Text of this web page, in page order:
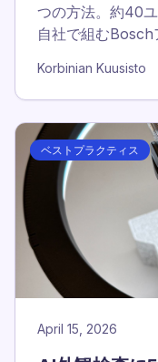
つの方法。約40
自社で組むBosch
介します。
Korbinian Kuusisto
ベストプラクティス
April 15, 2026